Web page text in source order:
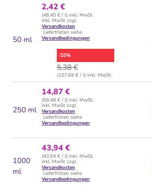
50 ml
2,42 €
(48,40 € / l) inkl. MwSt.
inkl. MwSt zzgl.
Versandkosten
Lieferfristen siehe
Versandbedingungen
-55%
5,38 €
(107,68 € / l) inkl. MwSt.
250 ml
14,87 €
(59,48 € / l) inkl. MwSt.
inkl. MwSt zzgl.
Versandkosten
Lieferfristen siehe
Versandbedingungen
1000
ml
43,94 €
(43,94 € / l) inkl. MwSt.
inkl. MwSt zzgl.
Versandkosten
Lieferfristen siehe
Versandbedingungen